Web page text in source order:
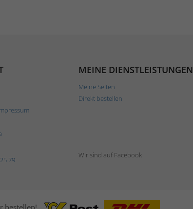
MEINE DIENSTLEISTUNGEN
Meine Seiten
Direkt bestellen
79
Wir sind auf Facebook
bestellen!